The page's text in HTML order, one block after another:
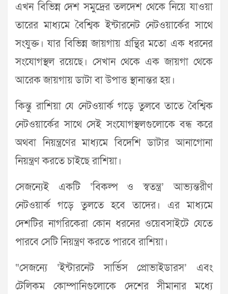
এখন বিভিন্ন দেশ সমুদ্রের তলদেশ থেকে নিয়ে যাওয়া
তারের মাধ্যমে বৈশ্বিক ইন্টারনেট নেটওয়ার্কের সাথে
সংযুক্ত। যার বিভিন্ন জায়গায় গ্রন্থির মতো এক ধরনের
সংযোগস্থল রয়েছে। সেখান থেকে এক জায়গা থেকে
আরেক জায়গায় ডাটা বা উপাত্ত স্থানান্তর হয়।
কিন্তু রাশিয়া যে নেটওয়ার্ক গড়ে তুলবে তাতে বৈশ্বিক
নেটওয়ার্কের সাথে সেই সংযোগস্থলগুলোকে বন্ধ করে
অথবা নিয়ন্ত্রণের মাধ্যমে বিদেশি ডাটার আনাগোনা
নিয়ন্ত্রণ করতে চাইছে রাশিয়া।
সেজন্যেই একটি ‘বিকল্প ও স্বতন্ত্র’ আভ্যন্তরীণ
নেটওয়ার্ক গড়ে তুলতে হবে তাদের। এর মাধ্যমে
দেশটির নাগরিকেরা কোন ধরনের ওয়েবসাইটে যেতে
পারবে সেটি নিয়ন্ত্রণ করতে পারবে রাশিয়া।
“সেজন্যে ‘ইন্টারনেট সার্ভিস প্রোভাইডারস’ এবং
টেলিকম কোম্পানিগুলোকে দেশের সীমানার মধ্যে